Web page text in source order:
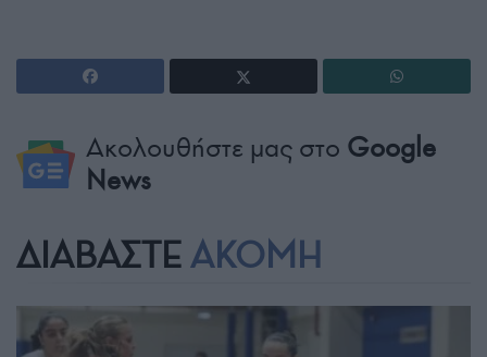
Ακολουθήστε μας στο Google
News
ΔΙΑΒΑΣΤΕ ΑΚΟΜΗ